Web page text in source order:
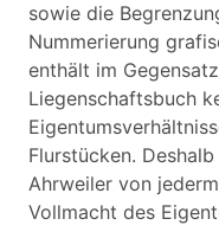
sowie die
Nummerierung
enthält im
Liegenschaftsbuch
Flurstücken.
Ahrweiler von
Vollmacht des